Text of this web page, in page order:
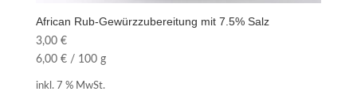
African Rub-Gewürzzubereitung mit 7.5% Salz
3,00 €
6,00 €/ 100 g
inkl. 7 % MwSt.